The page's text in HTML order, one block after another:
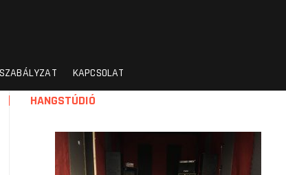
KAPCSOLAT
HANGSTÚDIÓ